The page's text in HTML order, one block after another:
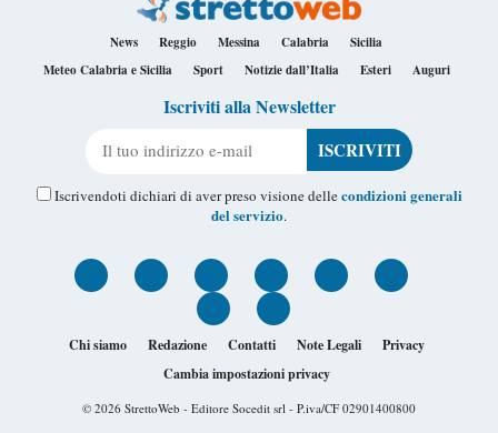
News Reggio Messina Calabria
Sicilia
Meteo Calabria e Sicilia
Sport Notizie dall’Italia Esteri Auguri
Iscriviti alla Newsletter
Iscrivendoti dichiari di aver preso visione dellecondizioni generali
del servizio.
Chi siamo Redazione Contatti Note Legali
Privacy
Cambia impostazioni privacy
© 2026 StrettoWeb - Editore Socedit srl - P.iva/CF 02901400800